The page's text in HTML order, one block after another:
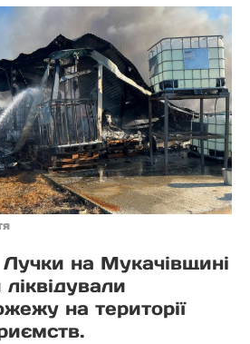
Лучки на Мукачівщині
на території